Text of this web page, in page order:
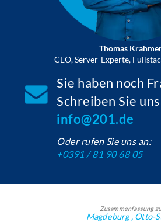
Thomas
CEO, Server-Experte,
Sie haben noch
Schreiben Sie
info@201.de
Oder rufen Sie uns an:
+0391 / 81 90 68 05
Zusammenfassung
Magdeburg , Otto-